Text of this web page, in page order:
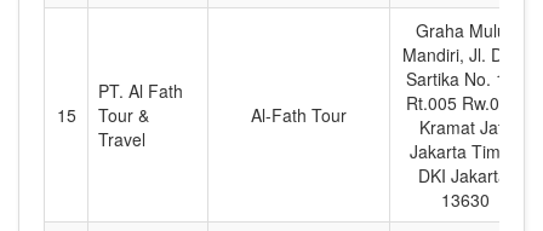
15
PT. Al Fath
Tour &
Travel
Al-Fath Tour
Graha Mulus
Mandiri, Jl. Dewi
Sartika No. 133
Rt.005 Rw.002,
Kramat Jati,
Jakarta Timur,
DKI Jakarta,
13630